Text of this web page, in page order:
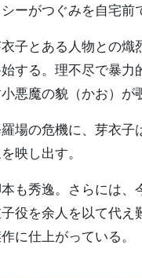
ーがつぐみを自宅前
子とある人物との
する。理不尽で暴
悪魔の貌（かお）が
場の危機に、芽衣
映し出す。
も秀逸。さらには、
役を余人を以て代
に仕上がっている。